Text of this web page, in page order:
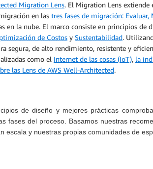
Migration Lens. El Migration Lens
en las tres fases de migración: Evaluar,
en la nube. El marco consiste en principios
de Costos y Sustentabilidad.
segura, de alto rendimiento, resistente y
como el Internet de las cosas (IoT), la
las Lens de AWS Well-Architected.
de diseño y mejores prácticas
fases del proceso. Basamos nuestras
y nuestras propias comunidades de